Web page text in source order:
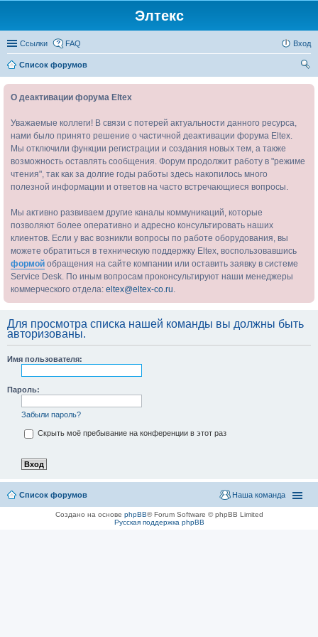
Элтекс
Ссылки FAQ Вход
Список форумов
О деактивации форума Eltex
Уважаемые коллеги! В связи с потерей актуальности данного ресурса,
нами было принято решение о частичной деактивации форума Eltex.
Мы отключили функции регистрации и создания новых тем, а также
возможность оставлять сообщения. Форум продолжит работу в "режиме
чтения", так как за долгие годы работы здесь накопилось много
полезной информации и ответов на часто встречающиеся вопросы.
Мы активно развиваем другие каналы коммуникаций, которые
позволяют более оперативно и адресно консультировать наших
клиентов. Если у вас возникли вопросы по работе оборудования, вы
можете обратиться в техническую поддержку Eltex, воспользовавшись
формой обращения на сайте компании или оставить заявку в системе
Service Desk. По иным вопросам проконсультируют наши менеджеры
коммерческого отдела: eltex@eltex-co.ru.
Для просмотра списка нашей команды вы должны быть
авторизованы.
Имя пользователя:
Пароль:
Забыли пароль?
Скрыть моё пребывание на конференции в этот раз
Список форумов Наша команда
Создано на основе phpBB® Forum Software © phpBB Limited
Русская поддержка phpBB